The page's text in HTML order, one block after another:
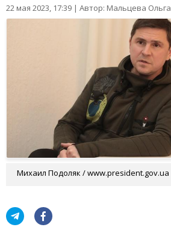
22 мая 2023, 17:39 | Автор: Мальцева Ольга
Михаил Подоляк / www.president.gov.ua